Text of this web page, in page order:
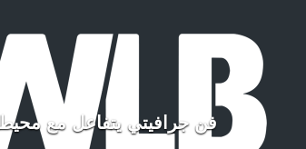
فن جرافيتي يتفاعل مع